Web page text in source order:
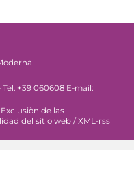
+39 060608 E-mail:
Exclusiòn de las
del sitio web / XML-rss